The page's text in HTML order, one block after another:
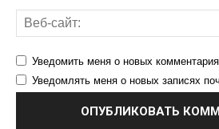
Уведомить меня о новых
Уведомлять меня о новых записях